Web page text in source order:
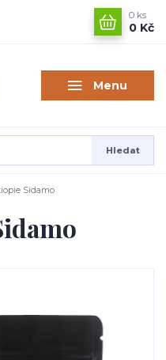
Menu
Hledat
0 ks
0 Kč
Sidamo